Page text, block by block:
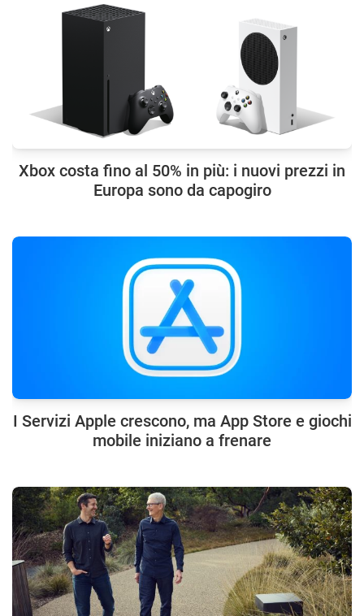
Xbox costa fino al 50% in più: i nuovi prezzi in
Europa sono da capogiro
I Servizi Apple crescono, ma App Store e giochi
mobile iniziano a frenare